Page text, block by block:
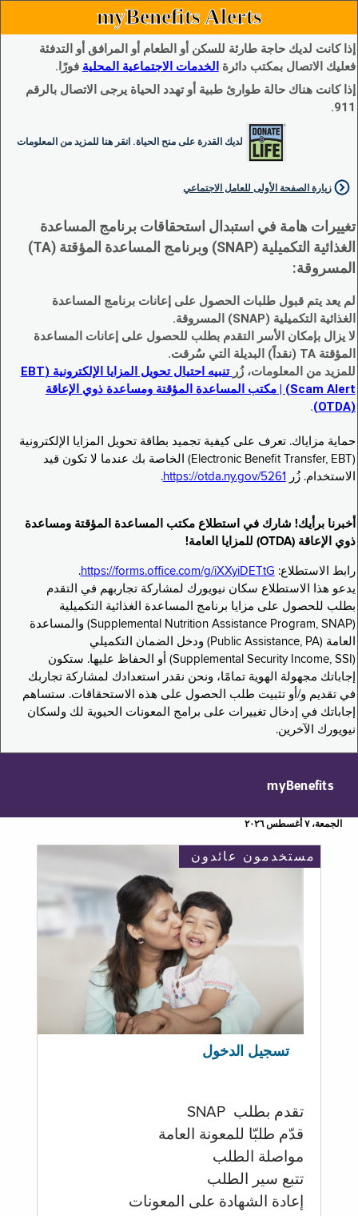
myBenefits Alerts
إذا كانت لديك حاجة طارئة للسكن أو الطعام أو المرافق أو التدفئة
فعليك الاتصال بمكتب دائرة الخدمات الاجتماعية المحلية فورًا.
إذا كانت هناك حالة طوارئ طبية أو تهدد الحياة يرجى الاتصال بالرقم
911.
لديك القدرة على منح الحياة. انقر هنا للمزيد من المعلومات
زيارة الصفحة الأولى للعامل الاجتماعي
تغييرات هامة في استبدال استحقاقات برنامج المساعدة
الغذائية التكميلية (SNAP) وبرنامج المساعدة المؤقتة (TA)
المسروقة:
لم يعد يتم قبول طلبات الحصول على إعانات برنامج المساعدة
الغذائية التكميلية (SNAP) المسروقة.
لا يزال بإمكان الأسر التقدم بطلب للحصول على إعانات المساعدة
المؤقتة TA (نقداً) البديلة التي سُرقت.
للمزيد من المعلومات، زُر
تنبيه احتيال تحويل المزايا الإلكترونية (EBT
Scam Alert) | مكتب المساعدة المؤقتة ومساعدة ذوي الإعاقة
(OTDA)
.
حماية مزاياك. تعرف على كيفية تجميد بطاقة تحويل المزايا الإلكترونية
(Electronic Benefit Transfer, EBT) الخاصة بك عندما لا تكون قيد
الاستخدام. زُر
https://otda.ny.gov/5261
.
أخبرنا برأيك! شارك في استطلاع مكتب المساعدة المؤقتة ومساعدة
ذوي الإعاقة (OTDA) للمزايا العامة!
رابط الاستطلاع: https://forms.office.com/g/iXXyiDETtG
.
يدعو هذا الاستطلاع سكان نيويورك لمشاركة تجاربهم في التقدم
بطلب للحصول على مزايا برنامج المساعدة الغذائية التكميلية
(Supplemental Nutrition Assistance Program, SNAP) والمساعدة
العامة (Public Assistance, PA) ودخل الضمان التكميلي
(Supplemental Security Income, SSI) أو الحفاظ عليها. ستكون
إجاباتك مجهولة الهوية تمامًا، ونحن نقدر استعدادك لمشاركة تجاربك
في تقديم و/أو تثبيت طلب الحصول على هذه الاستحقاقات. ستساهم
إجاباتك في إدخال تغييرات على برامج المعونات الحيوية لك ولسكان
نيويورك الآخرين.
myBenefits
الجمعة، ٧ أغسطس ٢٠٢٦
مستخدمون عائدون
تسجيل الدخول
تقدم بطلب SNAP
قدّم طلبّا للمعونة العامة
مواصلة الطلب
تتبع سير الطلب
إعادة الشهادة على المعونات